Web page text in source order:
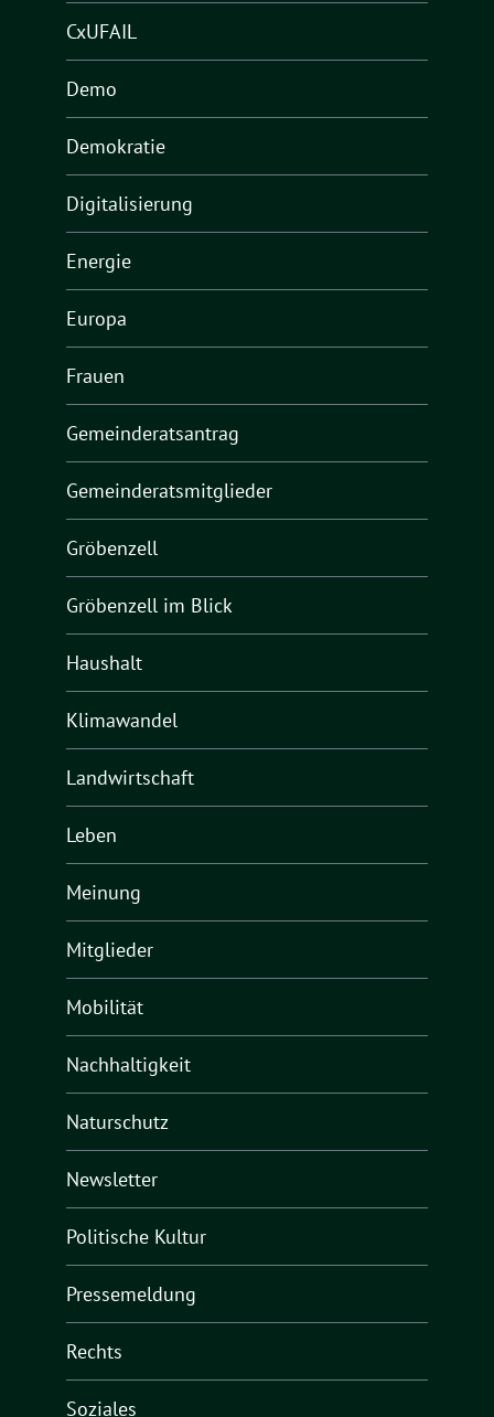
CxUFAIL
Demo
Demokratie
Digitalisierung
Energie
Europa
Frauen
Gemeinderatsantrag
Gemeinderatsmitglieder
Gröbenzell
Gröbenzell im Blick
Haushalt
Klimawandel
Landwirtschaft
Leben
Meinung
Mitglieder
Mobilität
Nachhaltigkeit
Naturschutz
Newsletter
Politische Kultur
Pressemeldung
Rechts
Soziales